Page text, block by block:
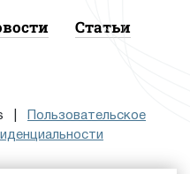
Статьи
|
Пользовательское